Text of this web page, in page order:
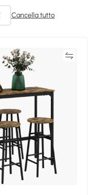
Cancella tutto
Confronta